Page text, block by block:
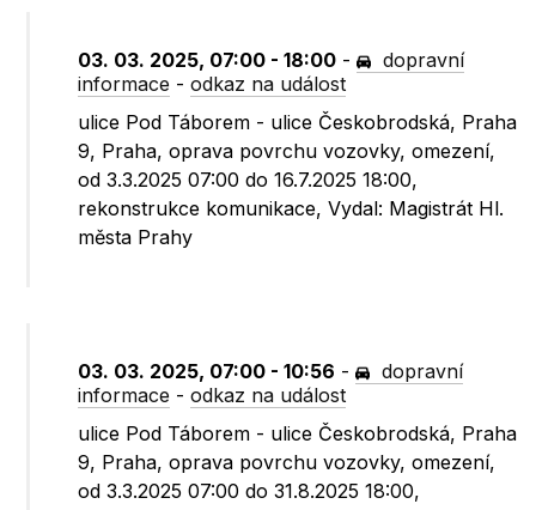
03. 03. 2025, 07:00 - 18:00 -
dopravní
informace -odkaz na událost
ulice Pod Táborem - ulice Českobrodská, Praha
9, Praha, oprava povrchu vozovky, omezení,
od 3.3.2025 07:00 do 16.7.2025 18:00,
rekonstrukce komunikace, Vydal: Magistrát Hl.
města Prahy
03. 03. 2025, 07:00 - 10:56 -
dopravní
informace -odkaz na událost
ulice Pod Táborem - ulice Českobrodská, Praha
9, Praha, oprava povrchu vozovky, omezení,
od 3.3.2025 07:00 do 31.8.2025 18:00,